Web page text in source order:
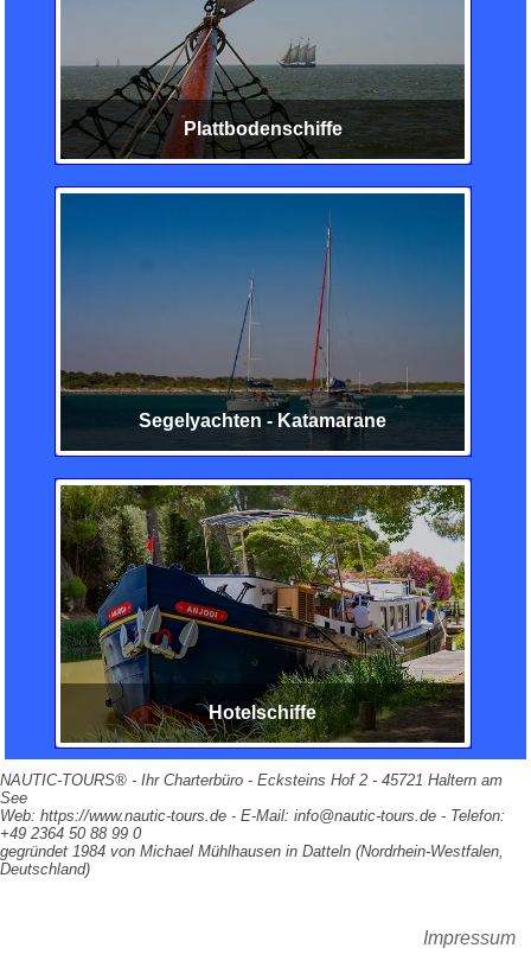
Plattbodenschiffe
Segelyachten - Katamarane
Hotelschiffe
NAUTIC-TOURS® - Ihr Charterbüro - Ecksteins Hof 2 - 45721 Haltern am
See
Web: https://www.nautic-tours.de - E-Mail: info@nautic-tours.de - Telefon:
+49 2364 50 88 99 0
gegründet 1984 von Michael Mühlhausen in Datteln (Nordrhein-Westfalen,
Deutschland)
Impressum